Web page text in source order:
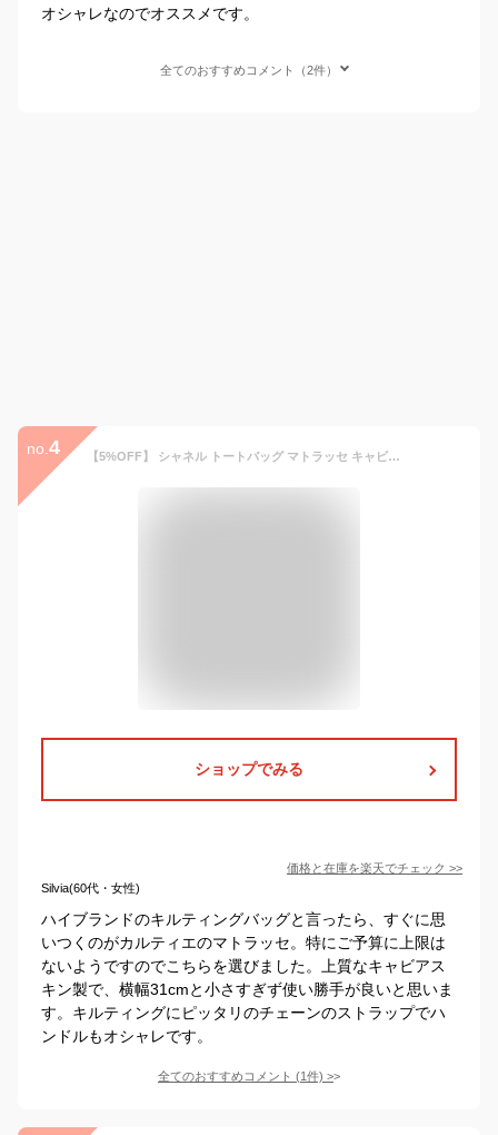
オシャレなのでオススメです。
全てのおすすめコメント（2件）
no. 4 【5%OFF】 シャネル トートバッグ マトラッセ キャビアスキン ブラック 黒 ゴールド金具 チェーントートバッグ CHANEL シャネル ショルダーバッグ レディース シャネル チェーンショルダーバッグ チェーンバッグ ココマーク 本革 ビジネスバッグ バック ブランド
ショップでみる
価格と在庫を楽天でチェック >>
Silvia(60代・女性)
ハイブランドのキルティングバッグと言ったら、すぐに思
いつくのがカルティエのマトラッセ。特にご予算に上限は
ないようですのでこちらを選びました。上質なキャビアス
キン製で、横幅31cmと小さすぎず使い勝手が良いと思いま
す。キルティングにピッタリのチェーンのストラップでハ
ンドルもオシャレです。
全てのおすすめコメント (1件) >